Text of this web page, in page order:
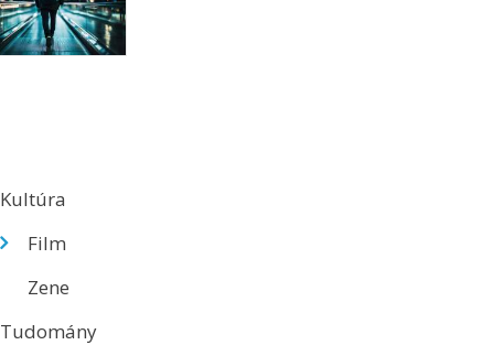
Kultúra
Film
Zene
Tudomány